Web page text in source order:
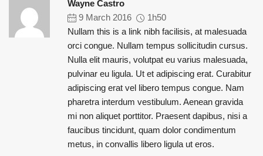
Wayne Castro
9 March 2016
1h50
Nullam this is a link nibh facilisis, at malesuada
orci congue. Nullam tempus sollicitudin cursus.
Nulla elit mauris, volutpat eu varius malesuada,
pulvinar eu ligula. Ut et adipiscing erat. Curabitur
adipiscing erat vel libero tempus congue. Nam
pharetra interdum vestibulum. Aenean gravida
mi non aliquet porttitor. Praesent dapibus, nisi a
faucibus tincidunt, quam dolor condimentum
metus, in convallis libero ligula ut eros.